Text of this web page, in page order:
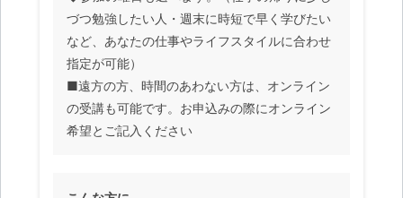
づつ勉強したい人・週末に時短で早く学びたい
など、あなたの仕事やライフスタイルに合わせ
指定が可能）
■遠方の方、時間のあわない方は、オンライン
の受講も可能です。お申込みの際にオンライン
希望とご記入ください